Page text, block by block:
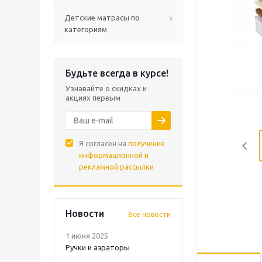
Детские матрасы по
категориям
Будьте всегда в курсе!
Узнавайте о скидках и
акциях первым
Я согласен на получение
информационной и
рекламной рассылки
Новости Все новости
1 июня 2025
Ручки и аэраторы